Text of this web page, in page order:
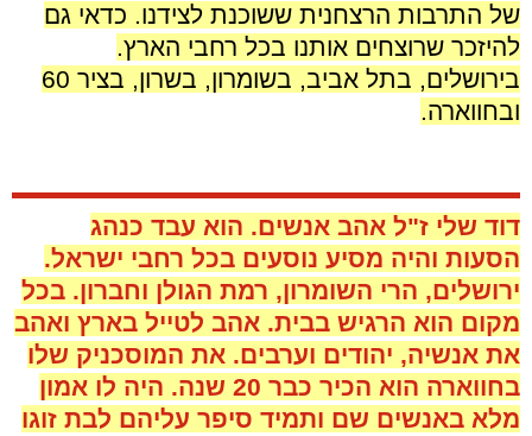
של התרבות הרצחנית ששוכנת לצידנו. כדאי גם
להיזכר שרוצחים אותנו בכל רחבי הארץ.
בירושלים, בתל אביב, בשומרון, בשרון, בציר 60
ובחווארה.
דוד שלי ז"ל אהב אנשים. הוא עבד כנהג
הסעות והיה מסיע נוסעים בכל רחבי ישראל.
ירושלים, הרי השומרון, רמת הגולן וחברון. בכל
מקום הוא הרגיש בבית. אהב לטייל בארץ ואהב
את אנשיה, יהודים וערבים. את המוסכניק שלו
בחווארה הוא הכיר כבר 20 שנה. היה לו אמון
מלא באנשים שם ותמיד סיפר עליהם לבת זוגו